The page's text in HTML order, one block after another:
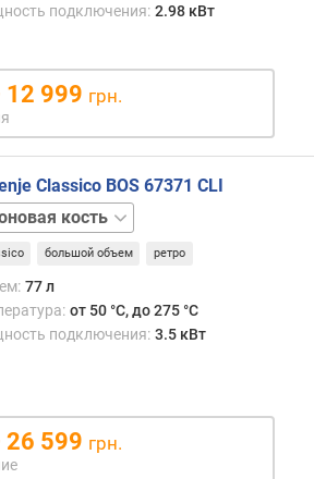
подключения: 2.98 кВт
999 грн.
Classico BOS 67371 CLI
большой объем ретро
77 л
от 50 °C, до 275 °C
подключения: 3.5 кВт
599 грн.